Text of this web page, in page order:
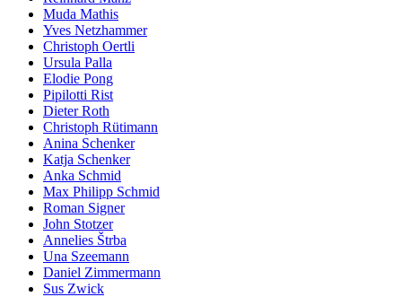
Muda Mathis
Yves Netzhammer
Christoph Oertli
Ursula Palla
Elodie Pong
Pipilotti Rist
Dieter Roth
Christoph Rütimann
Anina Schenker
Katja Schenker
Anka Schmid
Max Philipp Schmid
Roman Signer
John Stotzer
Annelies Štrba
Una Szeemann
Daniel Zimmermann
Sus Zwick